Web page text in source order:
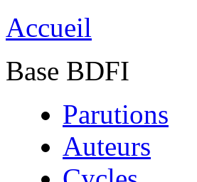
Accueil
Base BDFI
Parutions
Auteurs